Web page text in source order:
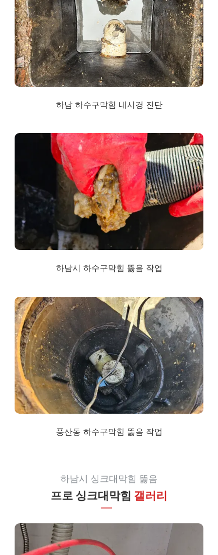
하남 하수구막힘 내시경 진단
하남시 하수구막힘 뚫음 작업
풍산동 하수구막힘 뚫음 작업
하남시 싱크대막힘 뚫음
프로 싱크대막힘 갤러리